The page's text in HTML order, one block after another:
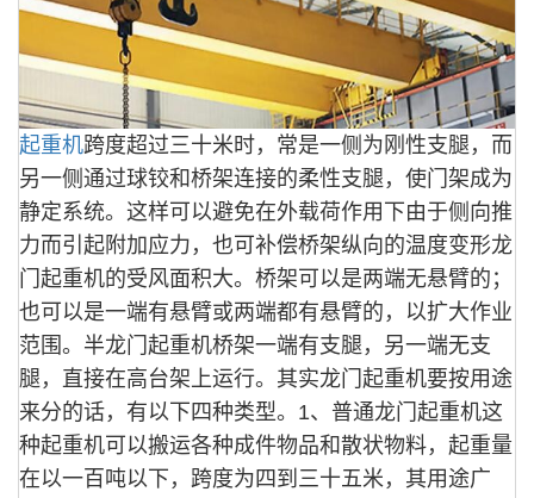
起重机跨度超过三十米时，常是一侧为刚性支腿，而
另一侧通过球铰和桥架连接的柔性支腿，使门架成为
静定系统。这样可以避免在外载荷作用下由于侧向推
力而引起附加应力，也可补偿桥架纵向的温度变形龙
门起重机的受风面积大。 桥架可以是两端无悬臂的；
也可以是一端有悬臂或两端都有悬臂的，以扩大作业
范围。半龙门起重机桥架一端有支腿，另一端无支
腿，直接在高台架上运行。其实龙门起重机要按用途
来分的话，有以下四种类型。 1、普通龙门起重机这
种起重机可以搬运各种成件物品和散状物料，起重量
在以一百吨以下，跨度为四到三十五米，其用途广